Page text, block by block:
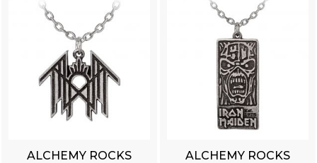
ALCHEMY ROCKS ALCHEMY ROCKS